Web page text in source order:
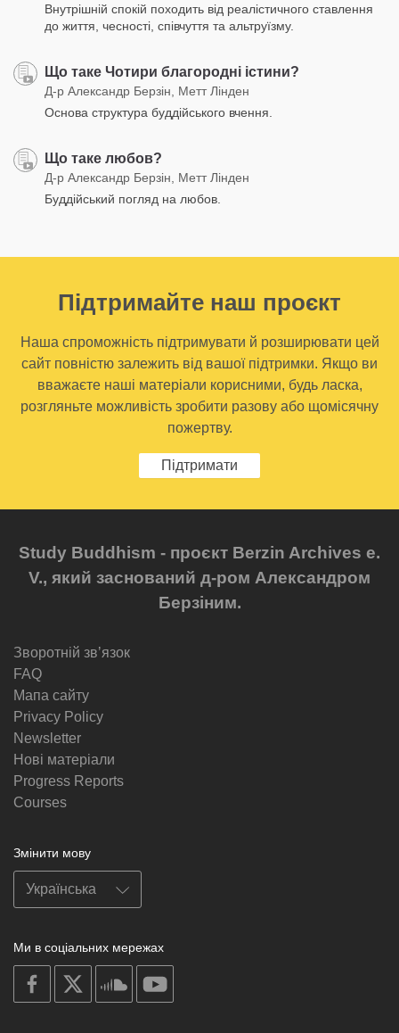
Внутрішній спокій походить від реалістичного ставлення
до життя, чесності, співчуття та альтруїзму.
Що таке Чотири благородні істини?
Д-р Александр Берзін, Метт Лінден
Основа структура буддійського вчення.
Що таке любов?
Д-р Александр Берзін, Метт Лінден
Буддійський погляд на любов.
Підтримайте наш проєкт
Наша спроможність підтримувати й розширювати цей
сайт повністю залежить від вашої підтримки. Якщо ви
вважаєте наші матеріали корисними, будь ласка,
розгляньте можливість зробити разову або щомісячну
пожертву.
Підтримати
Study Buddhism - проєкт Berzin Archives e.
V., який заснований д-ром Александром
Берзіним.
Зворотній звʼязок
FAQ
Мапа сайту
Privacy Policy
Newsletter
Нові матеріали
Progress Reports
Courses
Змінити мову
Ми в соціальних мережах
on
facebook
soundcloud